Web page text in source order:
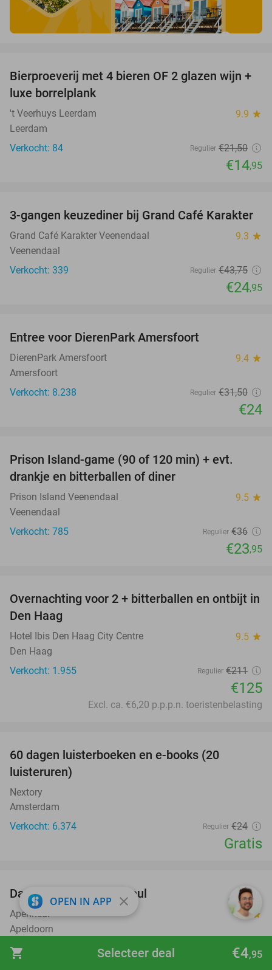
shopping_cart €4,95
Selecteer deal
30%
Bierproeverij met 4 bieren OF 2 glazen wijn +
luxe borrelplank
't Veerhuys Leerdam 9.9 star
Leerdam
Verkocht: 84
Regulier €21,50
€14,95
43%
3-gangen keuzediner bij Grand Café Karakter
Grand Café Karakter Veenendaal 9.3 star
Veenendaal
Verkocht: 339
Regulier €43,75
€24,95
Entree voor DierenPark Amersfoort
DierenPark Amersfoort 9.4 star
Amersfoort
Verkocht: 8.238
Regulier €31,50
€24
Prison Island-game (90 of 120 min) + evt.
drankje en bitterballen of diner
Prison Island Veenendaal 9.5 star
Veenendaal
Verkocht: 785
Regulier €36
€23,95
41%
Overnachting voor 2 + bitterballen en ontbijt in
Den Haag
Hotel Ibis Den Haag City Centre 9.5 star
Den Haag
Verkocht: 1.955
Regulier €211
€125
Excl. ca. €6,20 p.p.p.n. toeristenbelasting
60 dagen luisterboeken en e-books (20
luisteruren)
Nextory
Amsterdam
Verkocht: 6.374
Regulier €24
Gratis
36%
Dagentree voor Apenheul
Apenheul 9.4 star
Apeldoorn
Verkocht: 32.516
€30,50
OPEN IN APP close